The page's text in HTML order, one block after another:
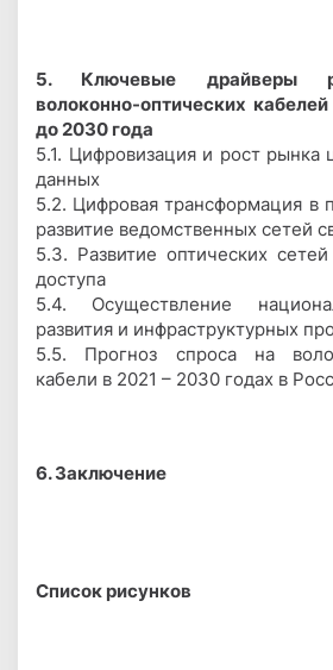
5. Ключевые драйверы
волоконно-оптических
до 2030 года
5.1. Цифровизация и рост рынка
данных
5.2. Цифровая трансформация в
развитие ведомственных сетей
5.3. Развитие оптических
доступа
5.4. Осуществление
развития и инфраструктурных
5.5. Прогноз спроса на
кабели в 2021 – 2030 годах в
6. Заключение
Список рисунков